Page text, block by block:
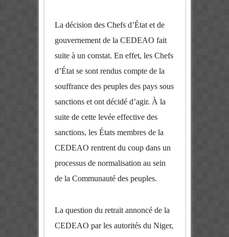
La décision des Chefs d’État et de
gouvernement de la CEDEAO fait
suite à un constat. En effet, les Chefs
d’État se sont rendus compte de la
souffrance des peuples des pays sous
sanctions et ont décidé d’agir. À la
suite de cette levée effective des
sanctions, les États membres de la
CEDEAO rentrent du coup dans un
processus de normalisation au sein
de la Communauté des peuples.
La question du retrait annoncé de la
CEDEAO par les autorités du Niger,